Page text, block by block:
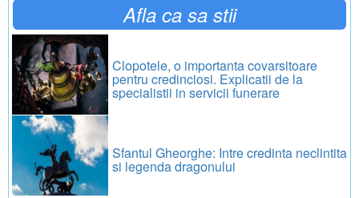
Afla ca sa stii
Clopotele, o importanta covarsitoare
pentru credinciosi. Explicatii de la
specialistii in servicii funerare
Sfantul Gheorghe: Intre credinta neclintita
si legenda dragonului